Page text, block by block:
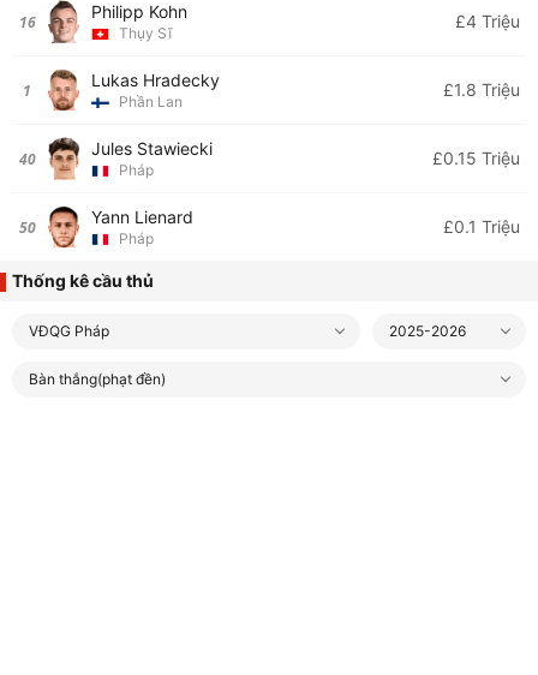
16 Philipp Kohn
Thụy Sĩ
£4 Triệu
1 Lukas Hradecky
Phần Lan
£1.8 Triệu
40 Jules Stawiecki
Pháp
£0.15 Triệu
50 Yann Lienard
Pháp
£0.1 Triệu
Thống kê cầu thủ
VĐQG Pháp 2025-2026
Bàn thắng(phạt đền)